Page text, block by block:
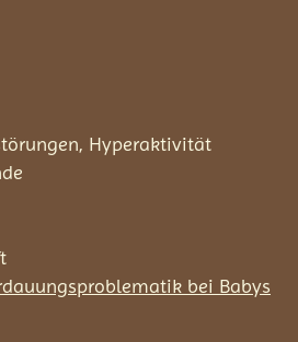
Hyperaktivität
bei Babys